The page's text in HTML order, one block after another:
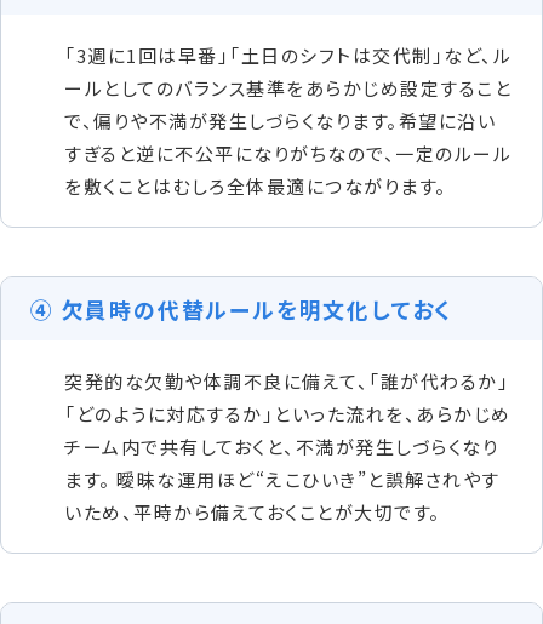
「3週に1回は早番」「土日のシフトは交代制」など、ル
ールとしてのバランス基準をあらかじめ設定すること
で、偏りや不満が発生しづらくなります。希望に沿い
すぎると逆に不公平になりがちなので、一定のルール
を敷くことはむしろ全体最適につながります。
④ 欠員時の代替ルールを明文化しておく
突発的な欠勤や体調不良に備えて、「誰が代わるか」
「どのように対応するか」といった流れを、あらかじめ
チーム内で共有しておくと、不満が発生しづらくなり
ます。 曖昧な運用ほど“えこひいき”と誤解されやす
いため、平時から備えておくことが大切です。